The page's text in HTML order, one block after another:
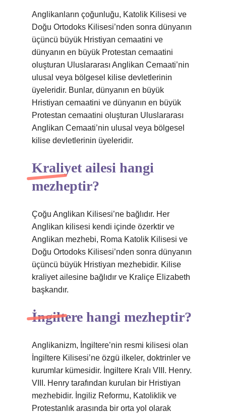
Anglikanların çoğunluğu, Katolik Kilisesi ve
Doğu Ortodoks Kilisesi’nden sonra dünyanın
üçüncü büyük Hristiyan cemaatini ve
dünyanın en büyük Protestan cemaatini
oluşturan Uluslararası Anglikan Cemaati’nin
ulusal veya bölgesel kilise devletlerinin
üyeleridir. Bunlar, dünyanın en büyük
Hristiyan cemaatini ve dünyanın en büyük
Protestan cemaatini oluşturan Uluslararası
Anglikan Cemaati’nin ulusal veya bölgesel
kilise devletlerinin üyeleridir.
Kraliyet ailesi hangi
mezheptir?
Çoğu Anglikan Kilisesi’ne bağlıdır. Her
Anglikan kilisesi kendi içinde özerktir ve
Anglikan mezhebi, Roma Katolik Kilisesi ve
Doğu Ortodoks Kilisesi’nden sonra dünyanın
üçüncü büyük Hristiyan mezhebidir. Kilise
kraliyet ailesine bağlıdır ve Kraliçe Elizabeth
başkandır.
İngiltere hangi mezheptir?
Anglikanizm, İngiltere’nin resmi kilisesi olan
İngiltere Kilisesi’ne özgü ilkeler, doktrinler ve
kurumlar kümesidir. İngiltere Kralı VIII. Henry.
VIII. Henry tarafından kurulan bir Hristiyan
mezhebidir. İngiliz Reformu, Katoliklik ve
Protestanlık arasında bir orta yol olarak